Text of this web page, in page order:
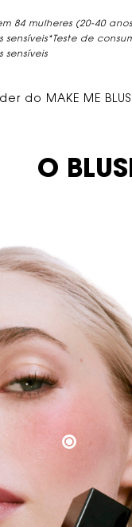
84 mulheres (20-40
de
do MAKE ME
O